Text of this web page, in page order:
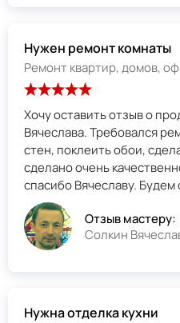
Нужен ремонт комнаты
Ремонт квартир, домов,
Хочу оставить отзыв о
Вячеслава. Требовался
стен, поклеить обои,
сделано очень качественно и в
спасибо Вячеславу.
Отзыв мастеру:
Солкин
Нужна отделка кухни